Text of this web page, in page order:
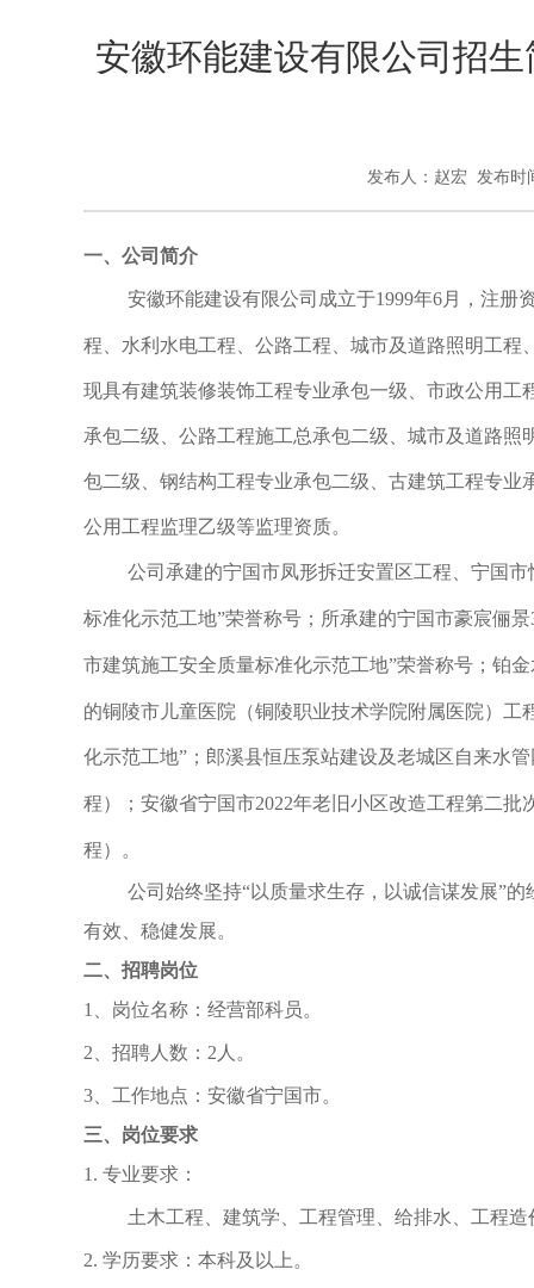
安徽环能建设有限公司招
发布人：赵宏 发布
一、公司简介
安徽环能建设有限公司成立于1999年6月，注册
程、水利水电工程、公路工程、城市及道路照明工
现具有建筑装修装饰工程专业承包一级、市政公用
承包二级、公路工程施工总承包二级、城市及道路
包二级、钢结构工程专业承包二级、古建筑工程专
公用工程监理乙级等监理资质。
公司承建的宁国市凤形拆迁安置区工程、宁国
标准化示范工地”荣誉称号；所承建的宁国市豪宸俪景
市建筑施工安全质量标准化示范工地”荣誉称号；铂
的铜陵市儿童医院（铜陵职业技术学院附属医院）
化示范工地”；郎溪县恒压泵站建设及老城区自来水
程）；安徽省宁国市2022年老旧小区改造工程第二批
程）。
公司始终坚持“以质量求生存，以诚信谋发展”
有效、稳健发展。
二、招聘岗位
1
、岗位名称：经营部科员。
2 、招聘人数： 2 人。
3 、工作地点：安徽省宁国市。
三、岗位要求
1. 专业要求：
土木工程、建筑学、工程管理、给排水、工程造
2. 学历要求：本科及以上。